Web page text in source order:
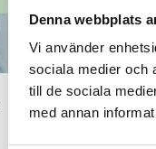
Denna webbplats
Vi använder
sociala medier och
till de sociala
med annan